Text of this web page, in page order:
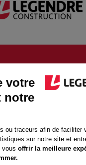
Legendre est un
et de l’exploitation.
petit-fils du fondateur.
et 1 milliard d’euros de
depuis sa création.
et d’indépendance
avec l’ensemble
l’humain. Elles posent